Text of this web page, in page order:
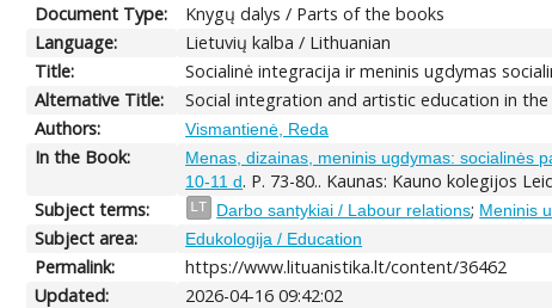
Document Type:
Knygų dalys / Parts of the books
Language:
Lietuvių kalba / Lithuanian
Title:
Socialinė integracija ir meninis ugdymas
Alternative Title:
Social integration and artistic education in
Authors:
Vismantienė, Reda
In the Book:
Menas, dizainas, meninis ugdymas: socialinės
10-11 d. P. 73-80.. Kaunas: Kauno kolegijos
Subject terms:
LT Darbo santykiai / Labour relations; Meninis
Subject area: Edukologija / Education
Permalink:
https://www.lituanistika.lt/content/36462
Updated:
2026-04-16 09:42:02